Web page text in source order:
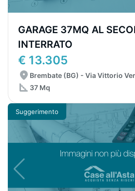
GARAGE 37MQ AL
INTERRATO
€ 13.305
Brembate (BG) - Via Vittorio
37 Mq
Suggerimento